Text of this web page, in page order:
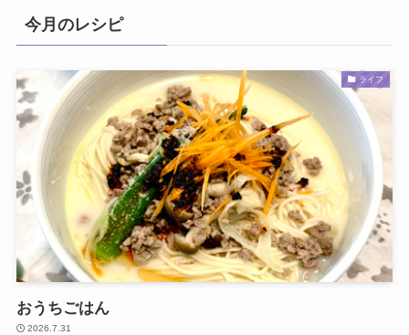
今月のレシピ
ライフ
おうちごはん
2026.7.31